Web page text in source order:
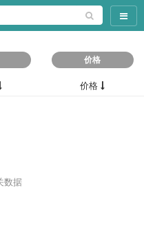
导航
价格
价格
数据